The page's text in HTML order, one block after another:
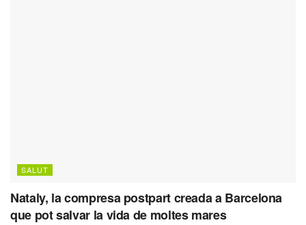
SALUT
Nataly, la compresa postpart creada a Barcelona
que pot salvar la vida de moltes mares